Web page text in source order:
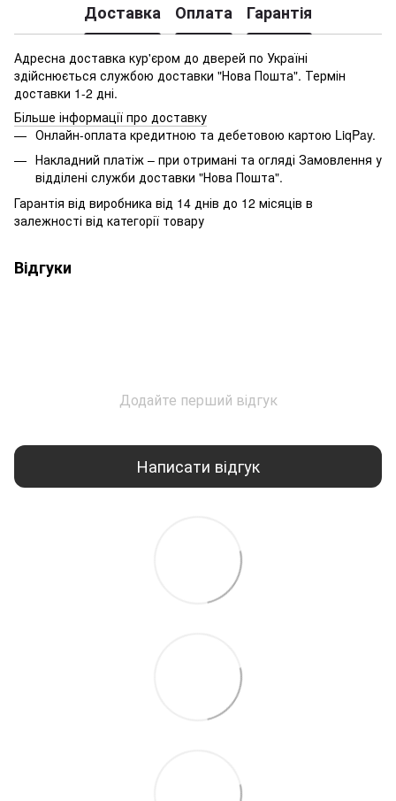
Доставка Оплата Гарантія
Адресна доставка кур'єром до дверей по Україні
здійснюється службою доставки "Нова Пошта". Термін
доставки 1-2 дні.
Більше інформації про доставку
Онлайн-оплата кредитною та дебетовою картою LiqPay.
Накладний платіж – при отримані та огляді Замовлення у
відділені служби доставки "Нова Пошта".
Гарантія від виробника від 14 днів до 12 місяців в
залежності від категорії товару
Відгуки
Додайте перший відгук
Написати відгук